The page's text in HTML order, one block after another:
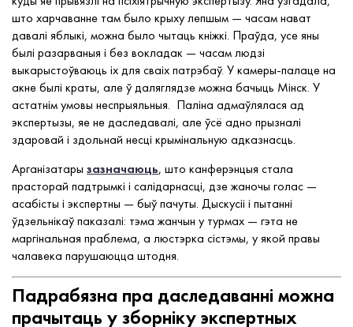
што харчаванне там было крыху лепшым — часам нават
давалі яблыкі, можна было чытаць кніжкі. Праўда, усе яны
былі разарваныя і без вокладак — часам людзі
выкарыстоўваюць іх для сваіх патрэбаў. У камеры-палаце на
акне былі краты, але ў даляглядзе можна бачыць Мінск. У
астатнім умовы неспрыяльныя. Паліна адмаўлялася ад
экспертызы, яе не даследавалі, але ўсё адно прызналі
здаровай і здольнай несці крымінальную адказнасць.
Арганізатары зазначаюць, што канферэнцыя стала
прасторай падтрымкі і салідарнасці, дзе жаночы голас —
асабісты і экспертны — быў пачуты. Дыскусіі і пытанні
ўдзельнікаў паказалі: тэма жанчын у турмах — гэта не
маргінальная праблема, а люстэрка сістэмы, у якой правы
чалавека парушаюцца штодня.
Падрабязна пра даследаванні можна
прачытаць у зборніку экспертных